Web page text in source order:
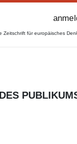
Zeitschrift für europäisches